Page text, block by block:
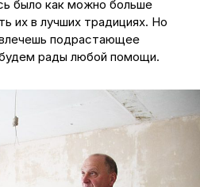
было как можно больше
их в лучших традициях. Но
подрастающее
рады любой помощи.